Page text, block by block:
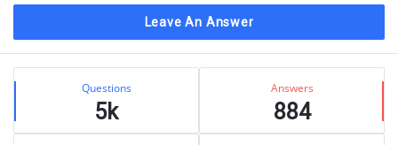
Leave An Answer
Sidebar
Stats Questions
5k
Answers
884